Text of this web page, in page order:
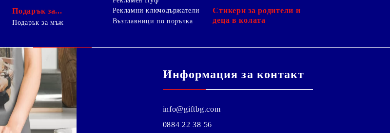
Подарък за...
Подарък за мъж
Рекламни ключодържатели
Възглавници по поръчка
Стикери за родители и
деца в колата
Информация за контакт
info@giftbg.com
0884 22 38 56